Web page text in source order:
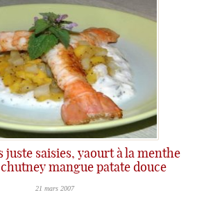
juste saisies, yaourt à la menthe
mangue patate douce
21 mars 2007